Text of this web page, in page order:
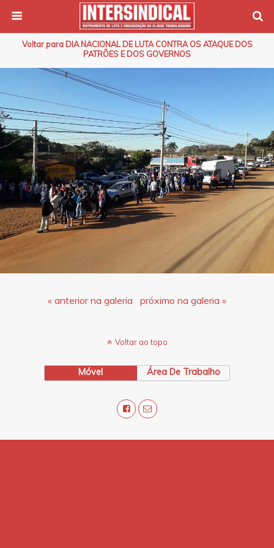
Voltar para DIA NACIONAL DE LUTA CONTRA OS ATAQUE DOS
PATRÕES E DOS GOVERNOS
« anterior na galeria próximo na galeria »
Voltar ao topo
Móvel Área De Trabalho